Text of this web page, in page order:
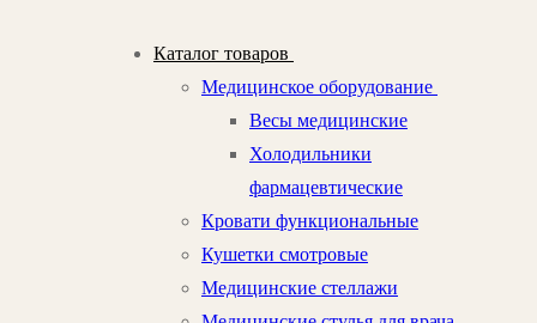
Каталог товаров
Медицинское оборудование
Весы медицинские
Холодильники
фармацевтические
Кровати функциональные
Кушетки смотровые
Медицинские стеллажи